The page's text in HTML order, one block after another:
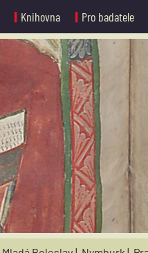
Knihovna Pro badatele